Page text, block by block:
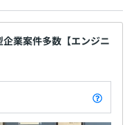
業案件多数【エンジニ